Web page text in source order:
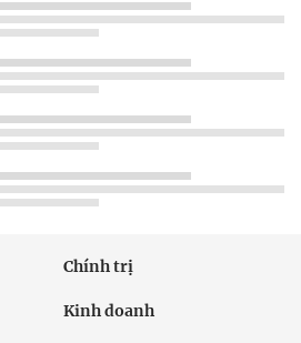
Chính trị
Kinh doanh